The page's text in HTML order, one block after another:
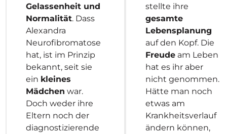
Gelassenheit und
Normalität. Dass
Alexandra
Neurofibromatose
hat, ist im Prinzip
bekannt, seit sie
ein kleines
Mädchen war.
Doch weder ihre
Eltern noch der
diagnostizierende
stellte ihre
gesamte
Lebensplanung
auf den Kopf. Die
Freudeam Leben
hat es ihr aber
nicht genommen.
Hätte man noch
etwas am
Krankheitsverlauf
ändern können,